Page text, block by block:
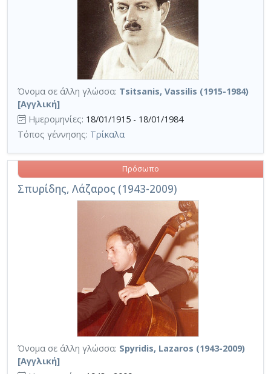
Όνομα σε άλλη γλώσσα: Tsitsanis, Vassilis (1915-1984)
[Αγγλική]
Ημερομηνίες: 18/01/1915 - 18/01/1984
Τόπος γέννησης: Τρίκαλα
Σπυρίδης, Λάζαρος (1943-2009)
Πρόσωπο
Όνομα σε άλλη γλώσσα: Spyridis, Lazaros (1943-2009)
[Αγγλική]